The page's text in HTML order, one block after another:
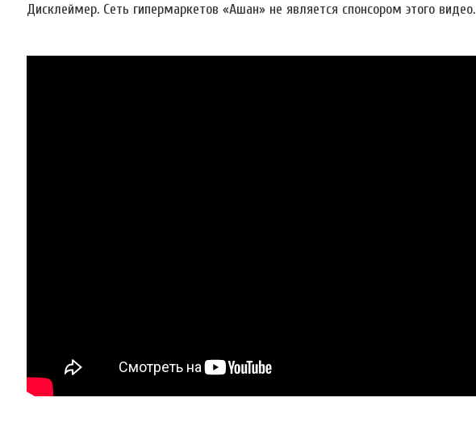
Дисклеймер. Сеть гипермаркетов «Ашан» не является спонсором этого видео.